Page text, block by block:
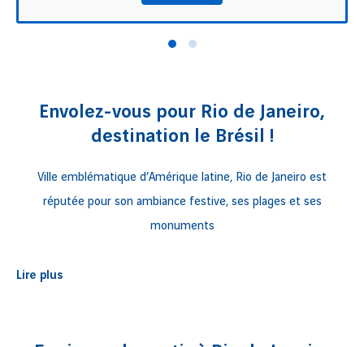
Envolez-vous pour Rio de Janeiro,
destination le Brésil !
Ville emblématique d’Amérique latine, Rio de Janeiro est
réputée pour son ambiance festive, ses plages et ses
monuments
S’étendant entre des montagnes vertigineuses et les
Lire plus